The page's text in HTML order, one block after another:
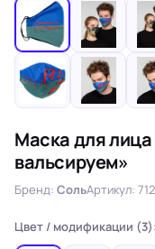
Маска для
вальсируем»
Бренд: СольАртикул:
Цвет / модификации (3):